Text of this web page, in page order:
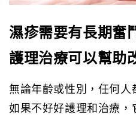
濕疹需要有長期奮
護理治療可以幫助
無論年齡或性別，任何人
如果不好好護理和治療